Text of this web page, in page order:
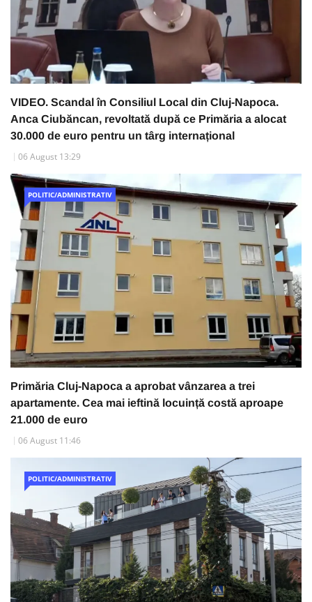
VIDEO. Scandal în Consiliul Local din Cluj-Napoca.
Anca Ciubăncan, revoltată după ce Primăria a alocat
30.000 de euro pentru un târg internațional
06 August 13:29
POLITIC/ADMINISTRATIV
Primăria Cluj-Napoca a aprobat vânzarea a trei
apartamente. Cea mai ieftină locuință costă aproape
21.000 de euro
06 August 11:46
POLITIC/ADMINISTRATIV